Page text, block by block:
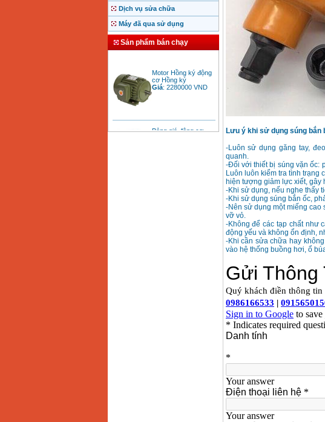
Dịch vụ sửa chữa
Máy đã qua sử dụng
Sản phẩm bán chạy
cơ Hồng ký
Giá:2280000
Bảng giá động cơ
diesel đầu nổ diesel
Lưu ý khi sử dụng súng bắn
-Luôn sử dụng găng tay,
quanh.
-Đối với thiết bị súng vặn ốc:
Luôn luôn kiểm tra tình trạng
hiện tượng giảm lực xiết,
-Khi sử dụng, nếu nghe thấy
-Khi sử dụng súng bắn ốc,
-Nên sử dụng một miếng cao
vỡ vỏ.
-Không để các tạp chất như
động yếu và không ổn định,
-Khi cần sửa chữa hay
vào hệ thống buồng hơi, ổ